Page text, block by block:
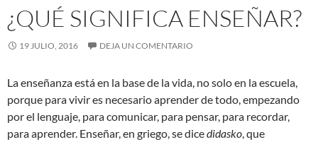
¿QUÉ SIGNIFICA ENSEÑAR?
19 JULIO, 2016 DEJA UN COMENTARIO
La enseñanza está en la base de la vida, no solo en la escuela,
porque para vivir es necesario aprender de todo, empezando
por el lenguaje, para comunicar, para pensar, para recordar,
para aprender. Enseñar, en griego, se dicedidasko , que